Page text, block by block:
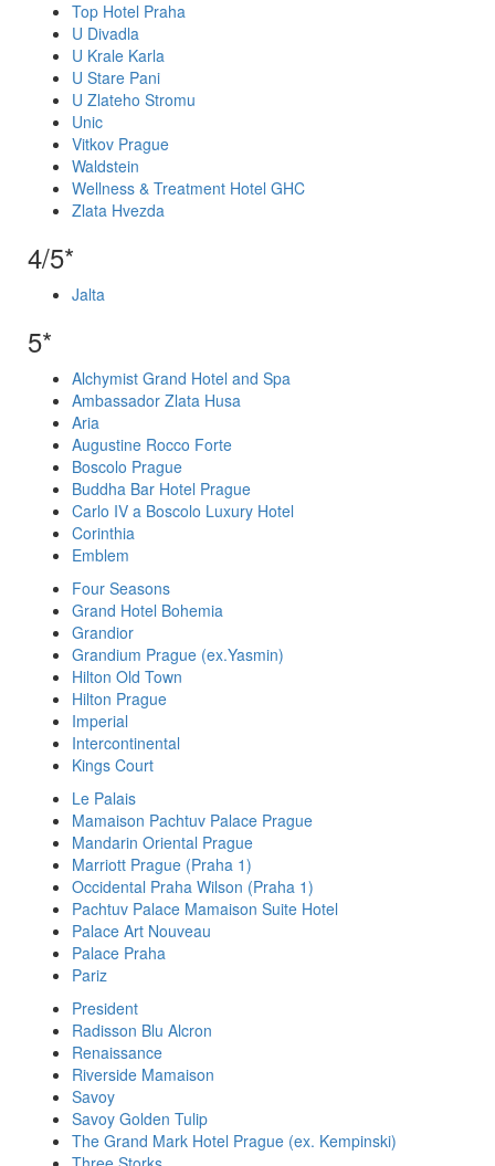
Top Hotel Praha
U Divadla
U Krale Karla
U Stare Pani
U Zlateho Stromu
Unic
Vitkov Prague
Waldstein
Wellness & Treatment Hotel GHC
Zlata Hvezda
4/5*
Jalta
5*
Alchymist Grand Hotel and Spa
Ambassador Zlata Husa
Aria
Augustine Rocco Forte
Boscolo Prague
Buddha Bar Hotel Prague
Carlo IV a Boscolo Luxury Hotel
Corinthia
Emblem
Four Seasons
Grand Hotel Bohemia
Grandior
Grandium Prague (ex.Yasmin)
Hilton Old Town
Hilton Prague
Imperial
Intercontinental
Kings Court
Le Palais
Mamaison Pachtuv Palace Prague
Mandarin Oriental Prague
Marriott Prague (Praha 1)
Occidental Praha Wilson (Praha 1)
Pachtuv Palace Mamaison Suite Hotel
Palace Art Nouveau
Palace Praha
Pariz
President
Radisson Blu Alcron
Renaissance
Riverside Mamaison
Savoy
Savoy Golden Tulip
The Grand Mark Hotel Prague (ex. Kempinski)